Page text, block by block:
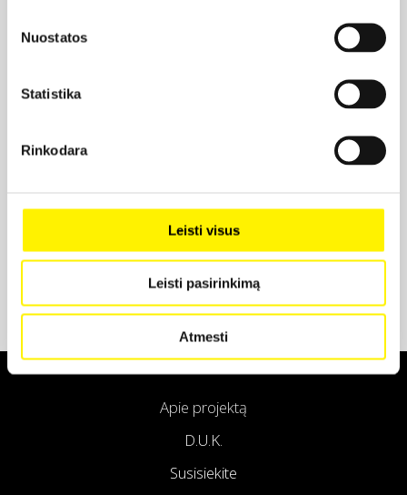
Nuostatos
Statistika
Rinkodara
Leisti visus
Leisti pasirinkimą
Atmesti
Apie projektą
D.U.K.
Susisiekite